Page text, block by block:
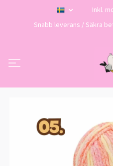
Inkl.
Snabb leverans / Säkra